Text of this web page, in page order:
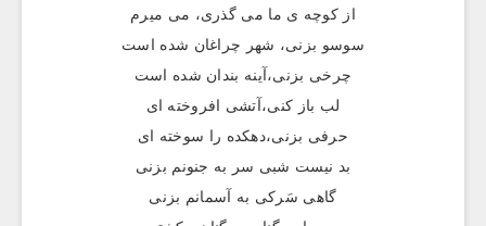
از کوچه ی ما می گذری، می میرم
سوسو بزنی، شهر چراغان شده است
چرخی بزنی،آینه بندان شده است
لب باز کنی،آتشی افروخته ای
حرفی بزنی،دهکده را سوخته ای
بد نیست شبی سر به جنونم بزنی
گاهی سَرکی به آسمانم بزنی